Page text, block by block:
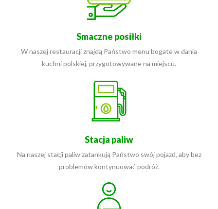
Smaczne posiłki
W naszej restauracji znajdą Państwo menu bogate w dania
kuchni polskiej, przygotowywane na miejscu.
Stacja paliw
Na naszej stacji paliw zatankują Państwo swój pojazd, aby bez
problemów kontynuować podróż.